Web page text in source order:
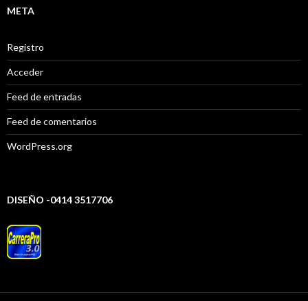
META
Registro
Acceder
Feed de entradas
Feed de comentarios
WordPress.org
DISEÑO -0414 3517706